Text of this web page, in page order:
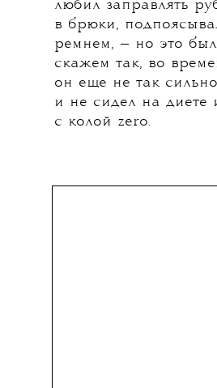
любил заправлять
в брюки,
ремнем, — но это
скажем так, во
он еще не так
и не сидел на диете
с колой zero.